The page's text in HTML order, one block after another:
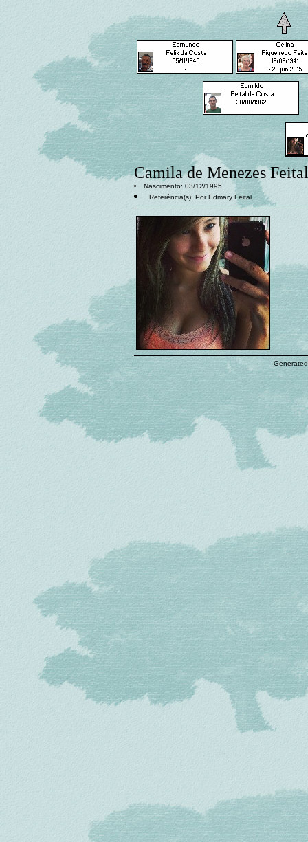
Camila de Menezes
Nascimento: 03/12/1995
Referência(s): Por Edmary Feital